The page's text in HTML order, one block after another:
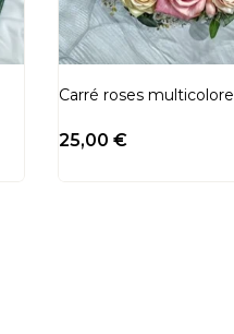
Carré roses multicolore
25,00 €